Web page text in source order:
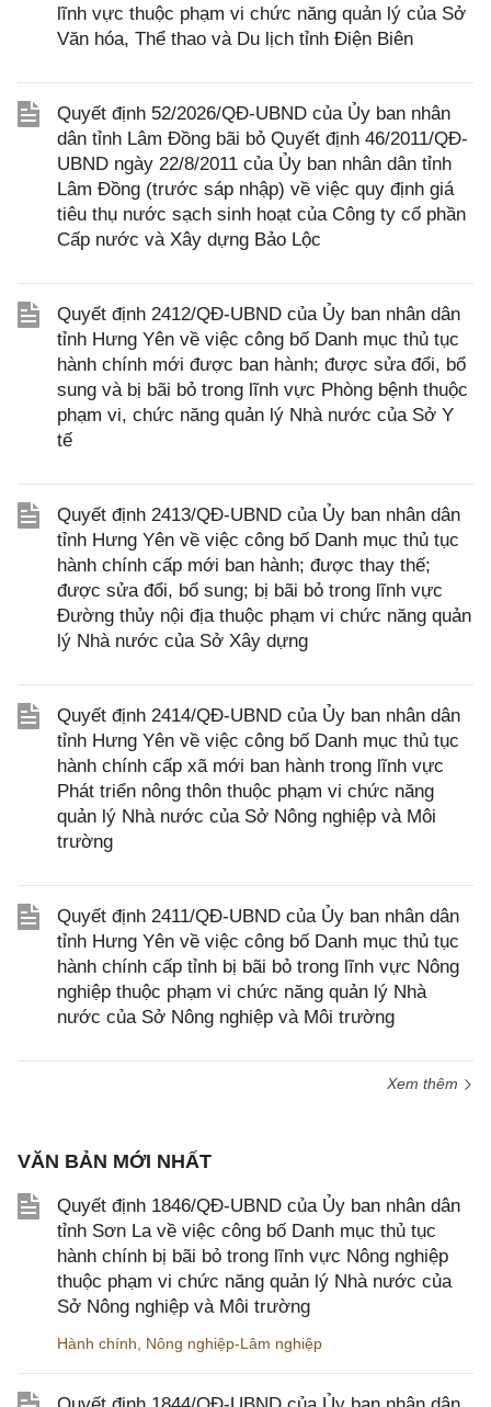
lĩnh vực thuộc phạm vi chức năng quản lý của Sở
Văn hóa, Thể thao và Du lịch tỉnh Điện Biên
Quyết định 52/2026/QĐ-UBND của Ủy ban nhân
dân tỉnh Lâm Đồng bãi bỏ Quyết định 46/2011/QĐ-
UBND ngày 22/8/2011 của Ủy ban nhân dân tỉnh
Lâm Đồng (trước sáp nhập) về việc quy định giá
tiêu thụ nước sạch sinh hoạt của Công ty cổ phần
Cấp nước và Xây dựng Bảo Lộc
Quyết định 2412/QĐ-UBND của Ủy ban nhân dân
tỉnh Hưng Yên về việc công bố Danh mục thủ tục
hành chính mới được ban hành; được sửa đổi, bổ
sung và bị bãi bỏ trong lĩnh vực Phòng bệnh thuộc
phạm vi, chức năng quản lý Nhà nước của Sở Y
tế
Quyết định 2413/QĐ-UBND của Ủy ban nhân dân
tỉnh Hưng Yên về việc công bố Danh mục thủ tục
hành chính cấp mới ban hành; được thay thế;
được sửa đổi, bổ sung; bị bãi bỏ trong lĩnh vực
Đường thủy nội địa thuộc phạm vi chức năng quản
lý Nhà nước của Sở Xây dựng
Quyết định 2414/QĐ-UBND của Ủy ban nhân dân
tỉnh Hưng Yên về việc công bố Danh mục thủ tục
hành chính cấp xã mới ban hành trong lĩnh vực
Phát triển nông thôn thuộc phạm vi chức năng
quản lý Nhà nước của Sở Nông nghiệp và Môi
trường
Quyết định 2411/QĐ-UBND của Ủy ban nhân dân
tỉnh Hưng Yên về việc công bố Danh mục thủ tục
hành chính cấp tỉnh bị bãi bỏ trong lĩnh vực Nông
nghiệp thuộc phạm vi chức năng quản lý Nhà
nước của Sở Nông nghiệp và Môi trường
Xem thêm
VĂN BẢN MỚI NHẤT
Quyết định 1846/QĐ-UBND của Ủy ban nhân dân
tỉnh Sơn La về việc công bố Danh mục thủ tục
hành chính bị bãi bỏ trong lĩnh vực Nông nghiệp
thuộc phạm vi chức năng quản lý Nhà nước của
Sở Nông nghiệp và Môi trường
Hành chính Nông nghiệp-Lâm nghiệp